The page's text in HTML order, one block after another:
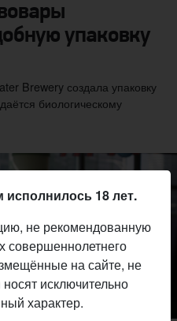
упаковку
Brewery создала упаковку
биологическому
исполнилось 18 лет.
не рекомендованную
совершеннолетнего
на сайте, не
исключительно
характер.